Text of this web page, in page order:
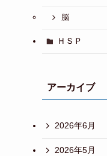
脳
ＨＳＰ
アーカイブ
2026年6月
2026年5月